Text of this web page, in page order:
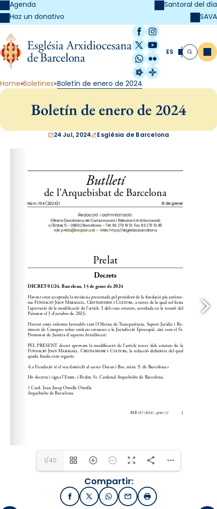
Agenda
Haz un donativo
Santoral del día
SAVA
Facebook
Instagram
X / Twitter
YouTube
WhatsApp
Flickr
Radio Estel
Catalunya
ES Buscar
Home Boletines Boletín de enero de 2024
Boletín de enero de 2024
24 Jul, 2024 Església de Barcelona
A/e: press@arqbcn.cat – Web: https://esglesia.barcelona
1/40
Compartir:
FacebookX / TwitterWhatsApp
EmailImprimir